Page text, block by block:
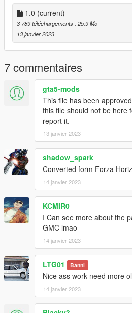
1.0 (current)
3 789 téléchargements , 25,9 Mo
13 janvier 2023
7 commentaires
gta5-mods
This file has been
this file should not be here
report it.
13 janvier 2023
shadow_spark
Converted form Forza
14 janvier 2023
KCMIR0
I Can see more about the
GMC lmao
14 janvier 2023
LTG01 Banni
Nice ass work need more
14 janvier 2023